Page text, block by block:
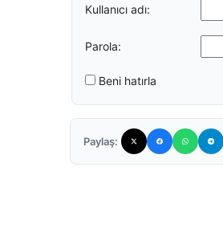
Kullanıcı adı:
Parola:
Beni hatırla
Paylaş: